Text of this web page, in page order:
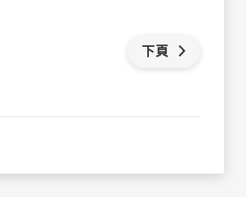
下頁